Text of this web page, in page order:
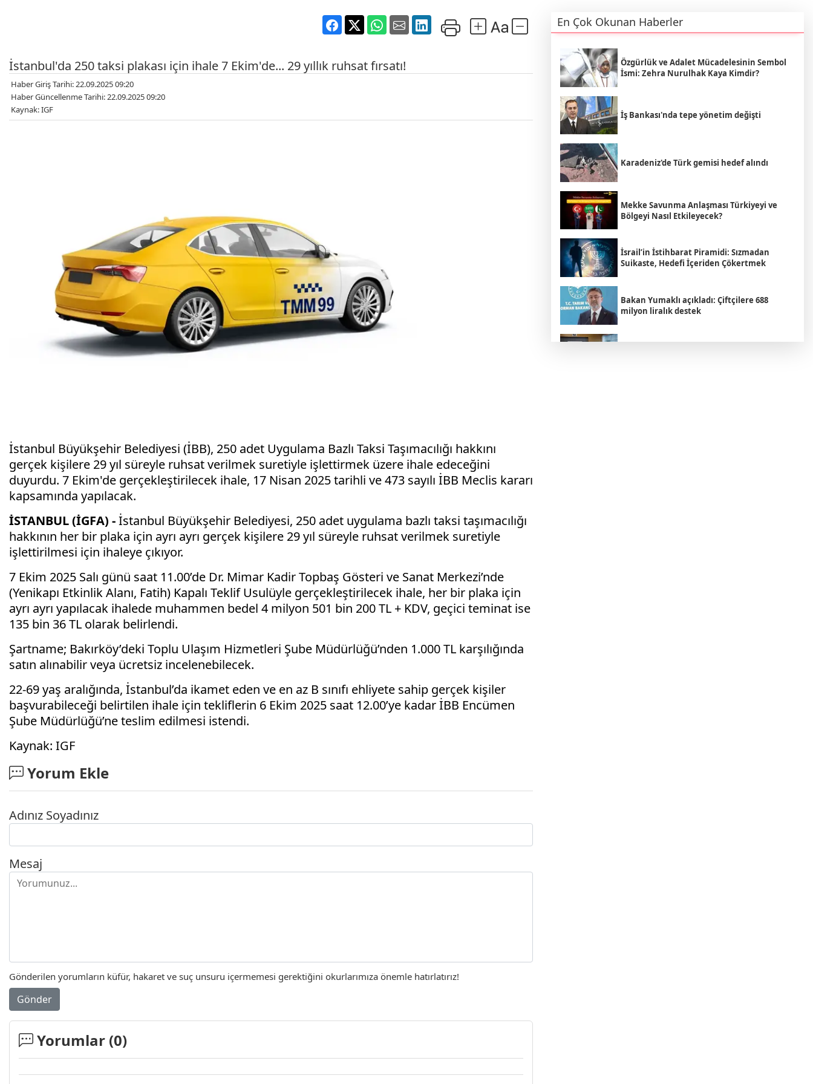
İstanbul'da 250 taksi plakası için ihale 7 Ekim'de... 29 yıllık ruhsat fırsatı!
Haber Giriş Tarihi: 22.09.2025 09:20
Haber Güncellenme Tarihi: 22.09.2025 09:20
Kaynak: IGF
İstanbul Büyükşehir Belediyesi (İBB), 250 adet Uygulama Bazlı Taksi Taşımacılığı hakkını
gerçek kişilere 29 yıl süreyle ruhsat verilmek suretiyle işlettirmek üzere ihale edeceğini
duyurdu. 7 Ekim'de gerçekleştirilecek ihale, 17 Nisan 2025 tarihli ve 473 sayılı İBB Meclis kararı
kapsamında yapılacak.
İSTANBUL (İGFA) -İstanbul Büyükşehir Belediyesi, 250 adet uygulama bazlı taksi taşımacılığı
hakkının her bir plaka için ayrı ayrı gerçek kişilere 29 yıl süreyle ruhsat verilmek suretiyle
işlettirilmesi için ihaleye çıkıyor.
7 Ekim 2025 Salı günü saat 11.00’de Dr. Mimar Kadir Topbaş Gösteri ve Sanat Merkezi’nde
(Yenikapı Etkinlik Alanı, Fatih) Kapalı Teklif Usulüyle gerçekleştirilecek ihale, her bir plaka için
ayrı ayrı yapılacak ihalede muhammen bedel 4 milyon 501 bin 200 TL + KDV, geçici teminat ise
135 bin 36 TL olarak belirlendi.
Şartname; Bakırköy’deki Toplu Ulaşım Hizmetleri Şube Müdürlüğü’nden 1.000 TL karşılığında
satın alınabilir veya ücretsiz incelenebilecek.
22-69 yaş aralığında, İstanbul’da ikamet eden ve en az B sınıfı ehliyete sahip gerçek kişiler
başvurabileceği belirtilen ihale için tekliflerin 6 Ekim 2025 saat 12.00’ye kadar İBB Encümen
Şube Müdürlüğü’ne teslim edilmesi istendi.
Kaynak: IGF
Yorum Ekle
Adınız Soyadınız
Mesaj
Gönderilen yorumların küfür, hakaret ve suç unsuru içermemesi gerektiğini okurlarımıza önemle hatırlatırız!
Gönder
Yorumlar (0)
En Çok Okunan Haberler
Özgürlük ve Adalet Mücadelesinin Sembol
İsmi: Zehra Nurulhak Kaya Kimdir?
İş Bankası'nda tepe yönetim değişti
Karadeniz'de Türk gemisi hedef alındı
Mekke Savunma Anlaşması Türkiyeyi ve
Bölgeyi Nasıl Etkileyecek?
İsrail’in İstihbarat Piramidi: Sızmadan
Suikaste, Hedefi İçeriden Çökertmek
Bakan Yumaklı açıkladı: Çiftçilere 688
milyon liralık destek